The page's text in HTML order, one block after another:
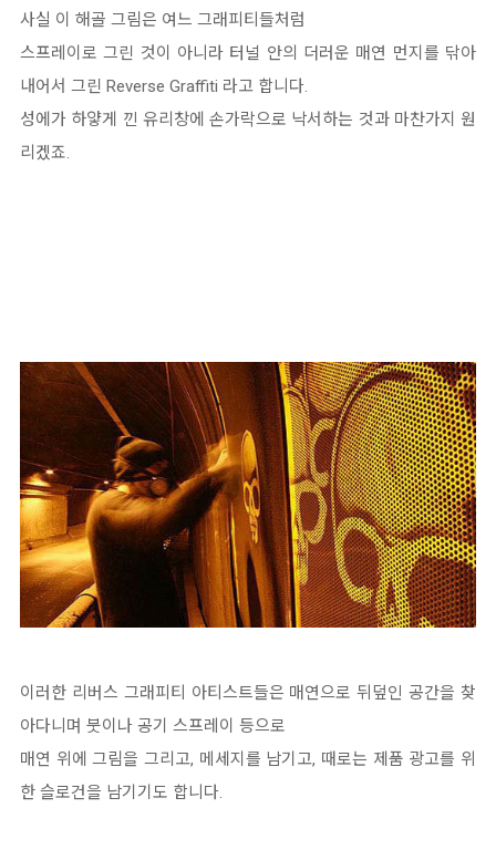
사실 이 해골 그림은 여느 그래피티들처럼
스프레이로 그린 것이 아니라 터널 안의 더러운 매연 먼지를 닦아
내어서 그린 Reverse Graffiti 라고 합니다.
성에가 하얗게 낀 유리창에 손가락으로 낙서하는 것과 마찬가지 원
리겠죠.
이러한 리버스 그래피티 아티스트들은 매연으로 뒤덮인 공간을 찾
아다니며 붓이나 공기 스프레이 등으로
매연 위에 그림을 그리고, 메세지를 남기고, 때로는 제품 광고를 위
한 슬로건을 남기기도 합니다.